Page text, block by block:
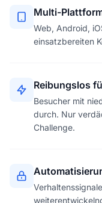
Multi-
Web, Android,
einsatzbereiten
Reibungslos
Besucher mit
durch. Nur
Challenge.